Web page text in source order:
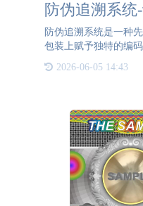
防伪追溯系统
防伪追溯系统是一种
包装上赋予独特的编
现对产品全生命周期
码为载体，记录产品
2026-06-05 14:43